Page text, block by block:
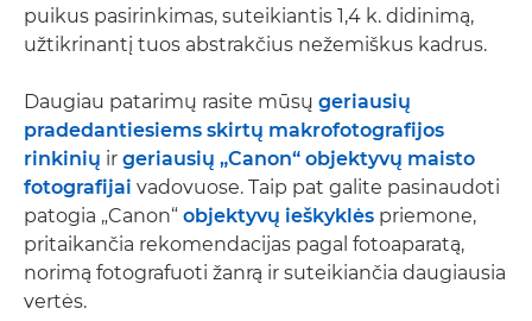
puikus pasirinkimas, suteikiantis 1,4 k. didinimą,
užtikrinantį tuos abstrakčius nežemiškus kadrus.
Daugiau patarimų rasite mūsų geriausių
pradedantiesiems skirtų makrofotografijos
rinkinių ir geriausių „Canon“ objektyvų maisto
fotografijai vadovuose. Taip pat galite pasinaudoti
patogia „Canon“ objektyvų ieškyklės priemone,
pritaikančia rekomendacijas pagal fotoaparatą,
norimą fotografuoti žanrą ir suteikiančia daugiausia
vertės.